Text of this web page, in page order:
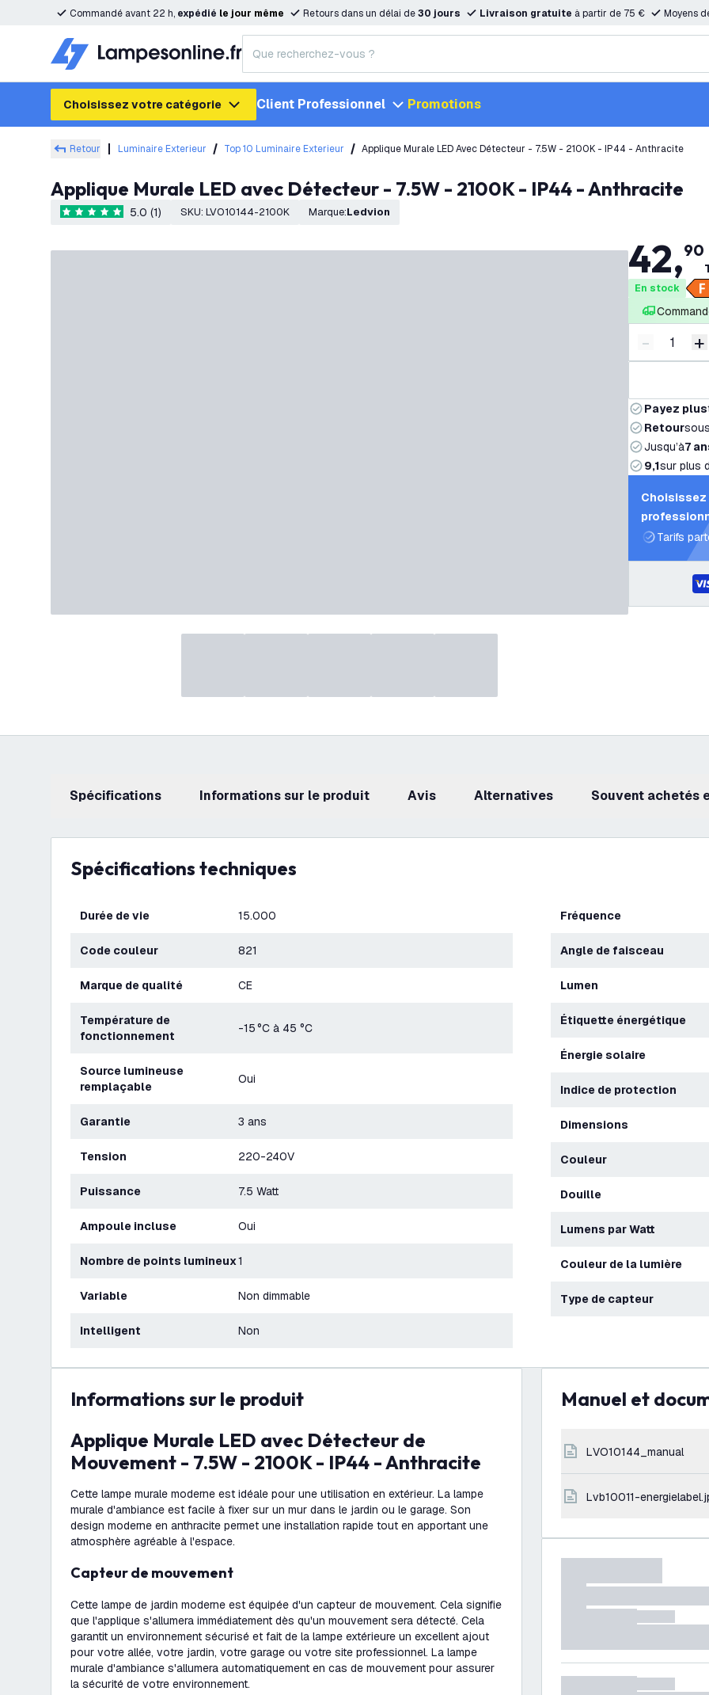
Commandé avant 22 h, expédié le jour même Retours dans un délai de30 jours Livraison gratuite à partir de 75 € Moyens
Choisissez votre catégorie Client Professionnel Promotions
Retour Luminaire Exterieur Top 10 Luminaire Exterieur Applique Murale LED Avec Détecteur - 7.5W - 2100K - IP44 - Anthracite
Applique Murale LED avec Détecteur - 7.5W - 2100K - IP44 - Anthracite
5 étoiles de notation
5.0 (1) SKU: LVO10144-2100K Marque: Ledvion
42,90
En stock
Diminuer
- +
Payez plus
Retour
Jusqu’à7
9,1sur plus
Tarifs
Spécifications Informations sur le produit avis Alternatives Souvent achetés
Spécifications techniques
Durée de vie 15.000
Code couleur 821
Marque de qualité CE
Température de
fonctionnement
-15 °C à 45 °C
Source lumineuse
remplaçable
Oui
Garantie 3 ans
Tension 220-240V
Puissance 7.5 Watt
Ampoule incluse Oui
Nombre de points lumineux1
Variable Non dimmable
Intelligent Non
Fréquence
Angle de faisceau
Lumen
Étiquette énergétique
Énergie solaire
Indice de protection
Dimensions
Couleur
Douille
Lumens par Watt
Couleur de la lumière
Type de capteur
Informations sur le produit
Applique Murale LED avec Détecteur de
Mouvement - 7.5W - 2100K - IP44 - Anthracite
Cette lampe murale moderne est idéale pour une utilisation en extérieur. La lampe
murale d'ambiance est facile à fixer sur un mur dans le jardin ou le garage. Son
design moderne en anthracite permet une installation rapide tout en apportant une
atmosphère agréable à l'espace.
Capteur de mouvement
Cette lampe de jardin moderne est équipée d'un capteur de mouvement. Cela signifie
que l'applique s'allumera immédiatement dès qu'un mouvement sera détecté. Cela
garantit un environnement sécurisé et fait de la lampe extérieure un excellent ajout
pour votre allée, votre jardin, votre garage ou votre site professionnel. La lampe
murale d'ambiance s'allumera automatiquement en cas de mouvement pour assurer
la sécurité de votre environnement.
Manuel et
LVO10144_manual
lvb10011-